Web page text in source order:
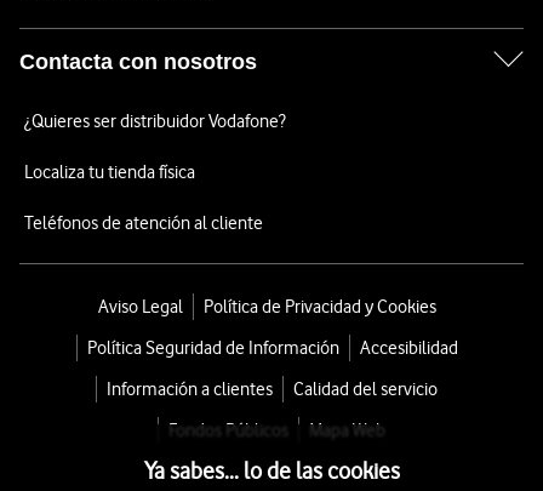
Contacta con nosotros
¿Quieres ser distribuidor Vodafone?
Localiza tu tienda física
Teléfonos de atención al cliente
Aviso Legal
Política de Privacidad y Cookies
Política Seguridad de Información
Accesibilidad
Información a clientes
Calidad del servicio
Fondos Públicos
Mapa Web
Ya sabes... lo de las cookies